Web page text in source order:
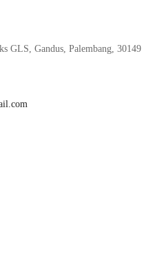
GLS, Gandus, Palembang, 30149